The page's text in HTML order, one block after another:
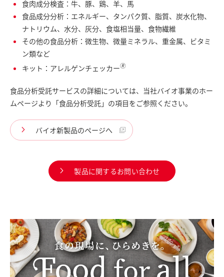
食肉成分検査：牛、豚、鶏、羊、馬
食品成分分析：エネルギー、タンパク質、脂質、炭水化物、
ナトリウム、水分、灰分、食塩相当量、食物繊維
その他の食品分析：微生物、微量ミネラル、重金属、ビタミ
ン類など
キット：アレルゲンチェッカー🄬
食品分析受託サービスの詳細については、当社バイオ事業のホー
ムページより「食品分析受託」の項目をご参照ください。
バイオ新製品のページへ
製品に関するお問い合わせ